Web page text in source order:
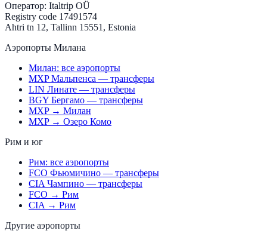
Оператор: Italtrip OÜ
Registry code 17491574
Ahtri tn 12, Tallinn 15551, Estonia
Аэропорты Милана
Милан: все аэропорты
MXP Мальпенса — трансферы
LIN Линате — трансферы
BGY Бергамо — трансферы
MXP → Милан
MXP → Озеро Комо
Рим и юг
Рим: все аэропорты
FCO Фьюмичино — трансферы
CIA Чампино — трансферы
FCO → Рим
CIA → Рим
Другие аэропорты